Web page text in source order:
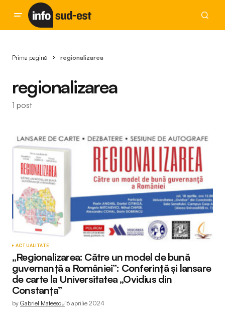
Prima pagină regionalizarea
regionalizarea
1 post
ACTUALITATE
„Regionalizarea: Către un model de bună
guvernanță a României”: Conferință și lansare
de carte la Universitatea „Ovidius din
Constanța”
by Gabriel Mateescu16 aprilie 2024